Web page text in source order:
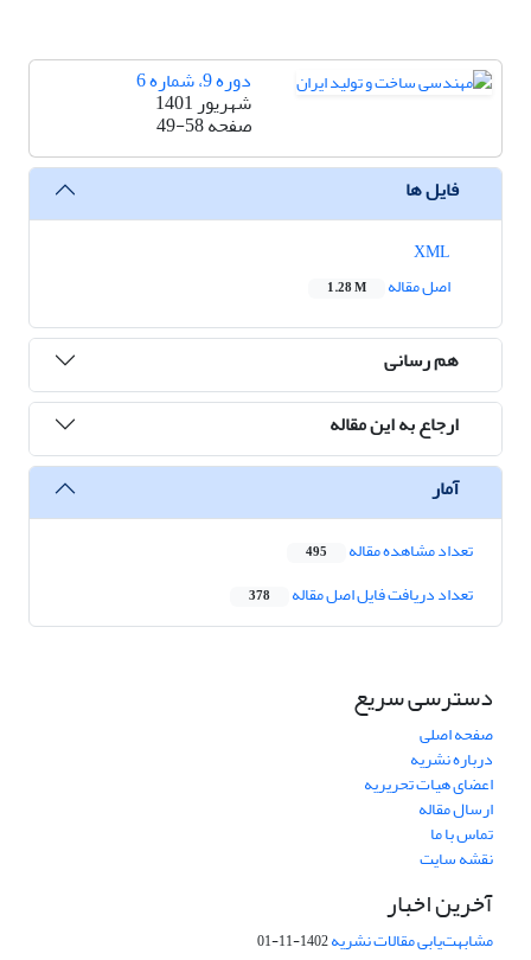
دوره 9، شماره 6
شهریور 1401
صفحه49-58
فایل ها
اصل مقاله
1.28 M
هم رسانی
ارجاع به این مقاله
آمار
تعداد مشاهده مقاله 495
تعداد دریافت فایل اصل مقاله 378
دسترسی سریع
صفحه اصلی
درباره نشریه
اعضای هیات تحریریه
ارسال مقاله
تماس با ما
نقشه سایت
آخرین اخبار
مشابهت‌یابی مقالات نشریه1402-11-01